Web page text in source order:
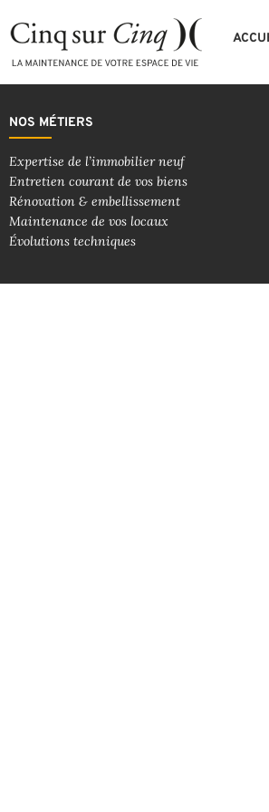
NOS MÉTIERS
Expertise de l’immobilier neuf
Entretien courant de vos biens
Rénovation & embellissement
Maintenance de vos locaux
Évolutions techniques